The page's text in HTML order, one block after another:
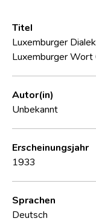
Titel
Luxemburger
Luxemburger
Autor(in)
Unbekannt
Erscheinungsjahr
1933
Sprachen
Deutsch